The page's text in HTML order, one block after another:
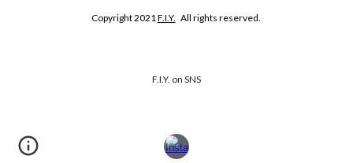
Copyright 2021F.I.Y. All rights reserved.
F.I.Y. on SNS